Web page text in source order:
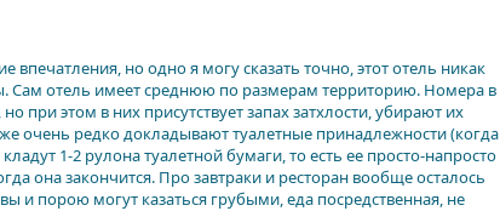
но одно я могу сказать точно, этот отель никак
Сам отель имеет среднюю по размерам территорию. Номера в
при этом в них присутствует запах затхлости, убирают их
очень редко докладывают туалетные принадлежности (когда
1-2 рулона туалетной бумаги, то есть ее просто-напросто
она закончится. Про завтраки и ресторан вообще осталось
и порою могут казаться грубыми, еда посредственная, не